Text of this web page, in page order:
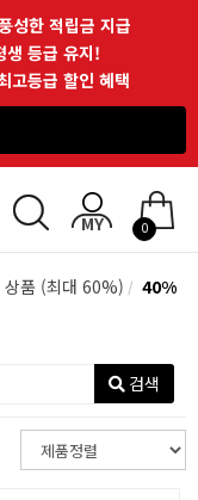
성한 적립금 지급
생 등급 유지!
고등급 할인 혜택
0
상품 (최대 60%) 40%
검색